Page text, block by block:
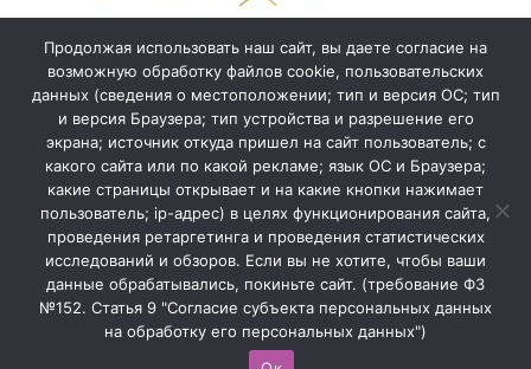
Продолжая использовать наш сайт, вы даете согласие на
возможную обработку файлов cookie, пользовательских
данных (сведения о местоположении; тип и версия ОС; тип
и версия Браузера; тип устройства и разрешение его
экрана; источник откуда пришел на сайт пользователь; с
какого сайта или по какой рекламе; язык ОС и Браузера;
какие страницы открывает и на какие кнопки нажимает
пользователь; ip-адрес) в целях функционирования сайта,
проведения ретаргетинга и проведения статистических
исследований и обзоров. Если вы не хотите, чтобы ваши
данные обрабатывались, покиньте сайт. (требование ФЗ
№152. Статья 9 "Согласие субъекта персональных данных
на обработку его персональных данных")